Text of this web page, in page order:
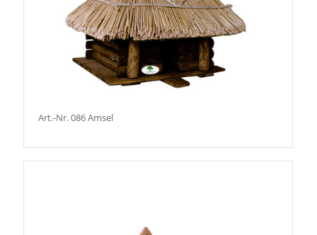
Art.-Nr. 086 Amsel